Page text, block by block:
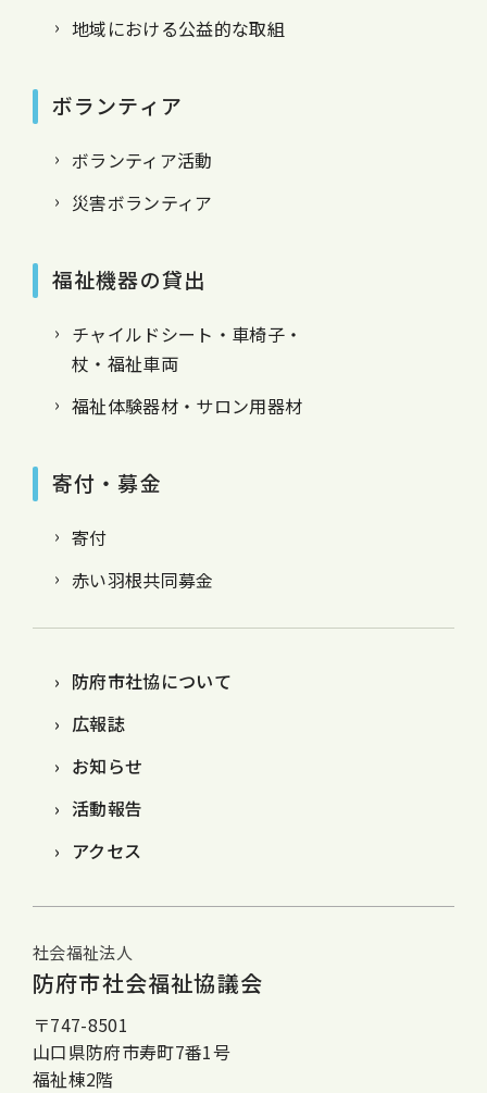
地域における公益的な取組
ボランティア
ボランティア活動
災害ボランティア
福祉機器の貸出
チャイルドシート・車椅子・
杖・福祉車両
福祉体験器材・サロン用器材
寄付・募金
寄付
赤い羽根共同募金
防府市社協について
広報誌
お知らせ
活動報告
アクセス
社会福祉法人
防府市社会福祉協議会
〒747-8501
山口県防府市寿町7番1号
福祉棟2階